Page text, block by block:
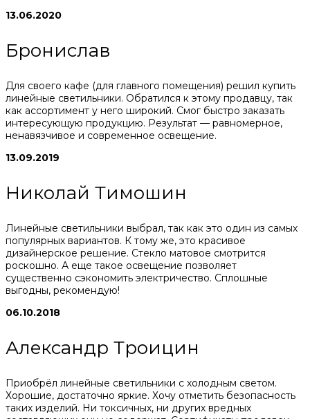
13.06.2020
Бронислав
Для своего кафе (для главного помещения) решил купить
линейные светильники. Обратился к этому продавцу, так
как ассортимент у него широкий. Смог быстро заказать
интересующую продукцию. Результат — равномерное,
ненавязчивое и современное освещение.
13.09.2019
Николай Тимошин
Линейные светильники выбрал, так как это один из самых
популярных вариантов. К тому же, это красивое
дизайнерское решение. Стекло матовое смотрится
роскошно. А еще такое освещение позволяет
существенно сэкономить электричество. Сплошные
выгодны, рекомендую!
06.10.2018
Александр Троицин
Приобрёл линейные светильники с холодным светом.
Хорошие, достаточно яркие. Хочу отметить безопасность
таких изделий. Ни токсичных, ни других вредных